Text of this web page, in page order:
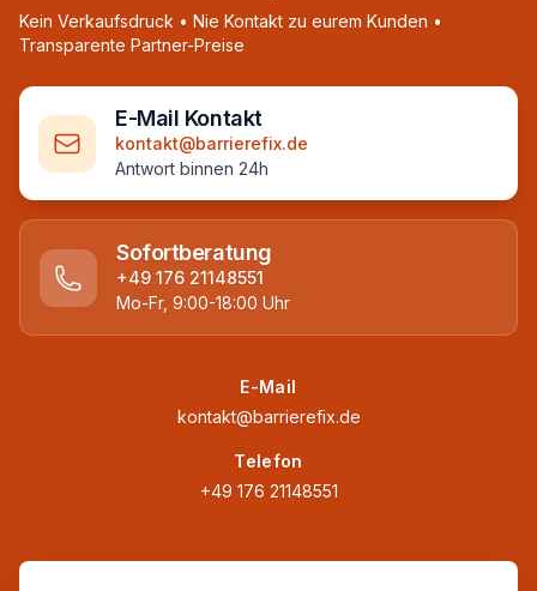
Kein Verkaufsdruck • Nie Kontakt zu eurem Kunden •
Transparente Partner-Preise
E-Mail Kontakt
kontakt@barrierefix.de
Antwort binnen 24h
Sofortberatung
+49 176 21148551
Mo-Fr, 9:00-18:00 Uhr
E-Mail
kontakt@barrierefix.de
Telefon
+49 176 21148551